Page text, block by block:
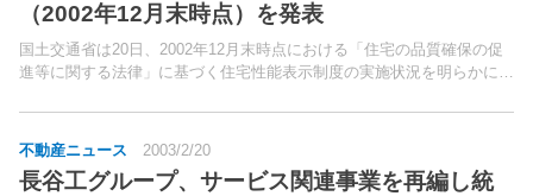
（2002年12月末時点）を発表
国土交通省は20日、2002年12月末時点における「住宅の品質確保の促
進等に関する法律」に基づく住宅性能表示制度の実施状況を明らかにし
性能評価戸数」は受付9,859戸（対前年同...
不動産ニュース 2003/2/20
長谷工グループ、サービス関連事業を再編し統